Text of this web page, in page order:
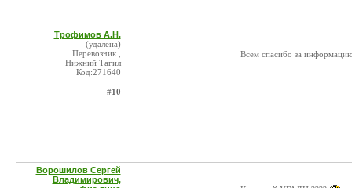
Трофимов А.Н.
(удалена)
Перевозчик ,
Нижний Тагил
Код:271640
#10
Всем спасибо за
Ворошилов Сергей
Владимирович,